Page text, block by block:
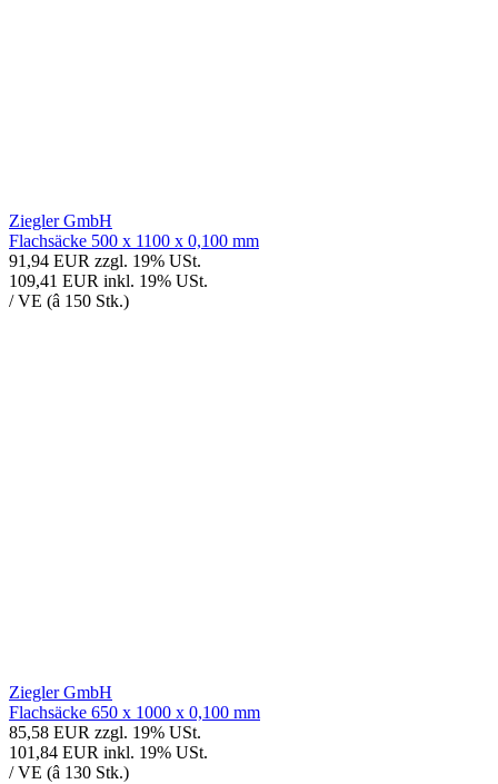
Ziegler GmbH
Flachsäcke 500 x 1100 x 0,100 mm
91,94 EUR zzgl. 19% USt.
109,41 EUR inkl. 19% USt.
/ VE (â 150 Stk.)
Ziegler GmbH
Flachsäcke 650 x 1000 x 0,100 mm
85,58 EUR zzgl. 19% USt.
101,84 EUR inkl. 19% USt.
/ VE (â 130 Stk.)